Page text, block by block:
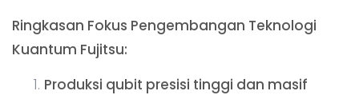
Ringkasan Fokus Pengembangan Teknologi
Kuantum Fujitsu:
Produksi qubit presisi tinggi dan masif